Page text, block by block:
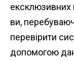
ексклюзивних
ви,
перевірити
допомогою